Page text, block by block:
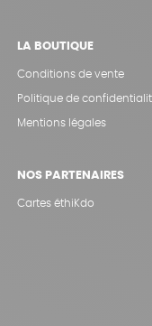
LA BOUTIQUE
Conditions de vente
Politique de
Mentions légales
NOS PARTENAIRES
Cartes éthiKdo